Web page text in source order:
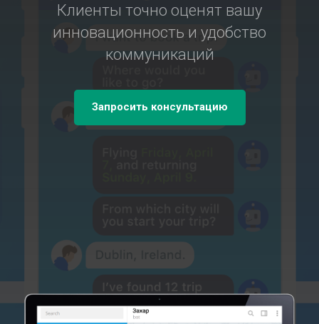
Клиенты точно оценят вашу
инновационность и удобство
коммуникаций
Запросить консультацию